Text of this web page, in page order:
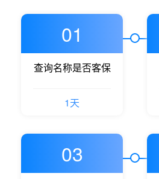
01
查询名称是否客保
1天
03